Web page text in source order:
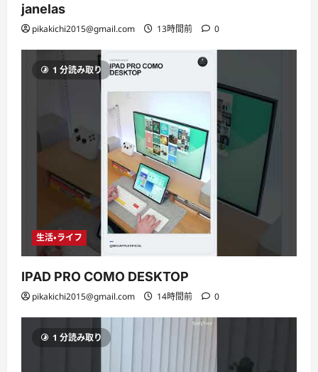
janelas
pikakichi2015@gmail.com 13時間前 0
1 分読み取り
生活・ライフ
IPAD PRO COMO DESKTOP
pikakichi2015@gmail.com 14時間前 0
1 分読み取り